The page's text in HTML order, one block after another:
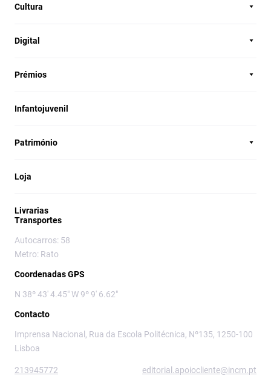
Cultura
Digital
Prémios
Infantojuvenil
Património
Loja
Livrarias
Transportes
Autocarros: 58
Metro: Rato
Coordenadas GPS
N 38º 43' 4.45" W 9º 9' 6.62"
Contacto
Imprensa Nacional, Rua da Escola Politécnica, Nº135, 1250-100
Lisboa
213945772 editorial.apoiocliente@incm.pt